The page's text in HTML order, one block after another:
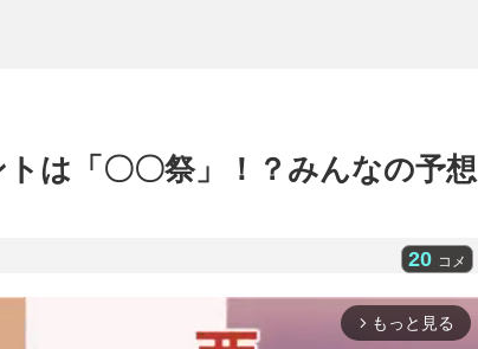
は「〇〇祭」！？みんなの予想
20 コメ
arrow_forward_ios もっと見る